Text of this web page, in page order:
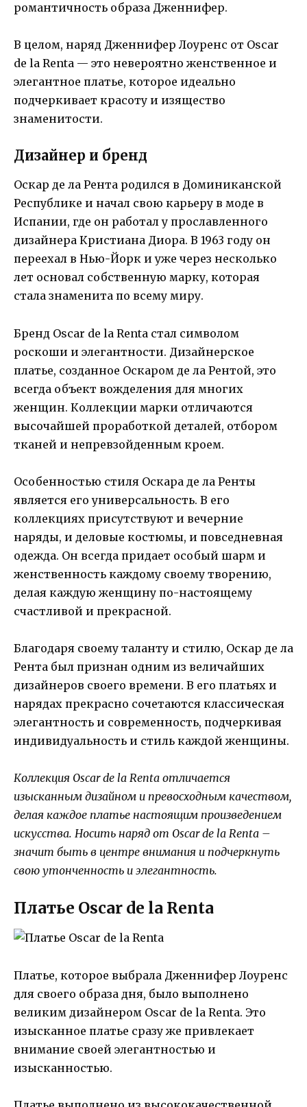
романтичность образа Дженнифер.
В целом, наряд Дженнифер Лоуренс от Oscar
de la Renta — это невероятно женственное и
элегантное платье, которое идеально
подчеркивает красоту и изящество
знаменитости.
Дизайнер и бренд
Оскар де ла Рента родился в Доминиканской
Республике и начал свою карьеру в моде в
Испании, где он работал у прославленного
дизайнера Кристиана Диора. В 1963 году он
переехал в Нью-Йорк и уже через несколько
лет основал собственную марку, которая
стала знаменита по всему миру.
Бренд Oscar de la Renta стал символом
роскоши и элегантности. Дизайнерское
платье, созданное Оскаром де ла Рентой, это
всегда объект вожделения для многих
женщин. Коллекции марки отличаются
высочайшей проработкой деталей, отбором
тканей и непревзойденным кроем.
Особенностью стиля Оскара де ла Ренты
является его универсальность. В его
коллекциях присутствуют и вечерние
наряды, и деловые костюмы, и повседневная
одежда. Он всегда придает особый шарм и
женственность каждому своему творению,
делая каждую женщину по-настоящему
счастливой и прекрасной.
Благодаря своему таланту и стилю, Оскар де ла
Рента был признан одним из величайших
дизайнеров своего времени. В его платьях и
нарядах прекрасно сочетаются классическая
элегантность и современность, подчеркивая
индивидуальность и стиль каждой женщины.
Коллекция Oscar de la Renta отличается
изысканным дизайном и превосходным качеством,
делая каждое платье настоящим произведением
искусства. Носить наряд от Oscar de la Renta –
значит быть в центре внимания и подчеркнуть
свою утонченность и элегантность.
Платье Oscar de la Renta
Платье, которое выбрала Дженнифер Лоуренс
для своего образа дня, было выполнено
великим дизайнером Oscar de la Renta. Это
изысканное платье сразу же привлекает
внимание своей элегантностью и
изысканностью.